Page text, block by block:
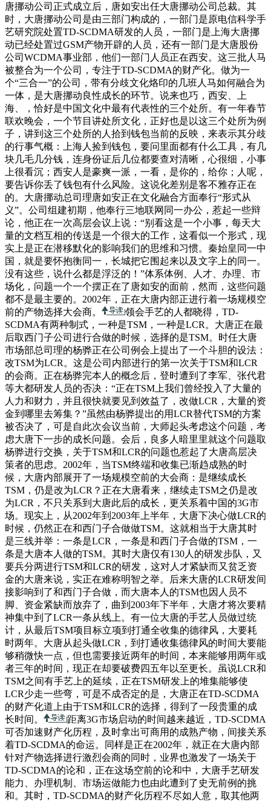
唐挪动公司正式成立后，唐如安出任大唐挪动公司总裁。其
时，大唐挪动公司是由三部门构成的，一部门是原电信科学手
艺研究院处置TD-SCDMA研发的人员，一部门是上海大唐挪
动已经处置过GSM产物开辟的人员，还有一部门是大唐股份
公司WCDMA事业部，他们一部门人员正在西安。这三批人马
被整合为一个公司，专注于TD-SCDMA的财产化。做为一
个“三合一”的公司，带有分歧文化烙印的几班人马如何融合为
一体，是大唐挪动良性成长的环节。说来也巧，西安、上
海、，恰好是中国文化中最有代表性的三个处所。有一年春节
联欢晚会，一个节目讲处所文化，正好也是以这三个处所为例
子，讲到这三个处所的人拾到钱包当前的反映，来表示其分歧
的行事气概：上海人捡到钱包，要问里面都有什么工具，有几
块几毛几分钱，连身份证后几位都要查对清晰，心很细，小事
上很看沉；西安人是豪爽一派，一看，是你的，给你；人呢，
要告诉你丢了钱包有什么风险。这说化差别是客不雅存正在
的。大唐挪动总司理唐如安正在文化融合方面奉行“形式从
义”。公司组建初期，他奉行三地联网同一办公，惹起一些辩
论，他正在一次高层会议上说：“别看这是一个小事，每天大
量的文档互相的传送是一个很大的工作，这看似一个形式，现
实上是正在潜移默化的影响我们的思维和习惯。秦始皇同一中
国，就是要怀抱衡同一，长城把它围起来以及文字上的同一。
没有这些，说什么都是浮泛的！”体系体例、人才、办理、市
场化，问题一个一个摆正在了唐如安的面前，然而，这些问题
都不是最主要的。2002年，正在大唐内部正进行着一场规模空
前的产物选择大会商。
领会手艺的人都晓得，TD-
SCDMA有两种制式，一种是TSM，一种是LCR。大唐正在最
后取西门子公司进行合做的时候，选择的是TSM。 时任大唐
市场部总司理的杨骅正在公司例会上提出了一个斗胆的设法：
改TSM为LCR。这是公司内部进行的第一次关于TSM和LCR
的会商。正在杨骅完本人的概念后，登时遭到了李军、张代君
等大都研发人员的否决：“正在TSM上我们曾经投入了大量的
人力和财力，并且很快就要见到效益了，改做LCR，大量的资
金到哪里去筹集？”虽然由杨骅提出的用LCR替代TSM的方案
被否决了，可是自此次会议当前，大师起头考虑这个问题，考
虑大唐下一步的成长问题。会后，良多人暗里里就这个问题取
杨骅进行交换，关于TSM和LCR的问题也惹起了大唐高层决
策者的思虑。2002年，当TSM终端和收集已渐趋成熟的时
候，大唐内部展开了一场规模空前的大会商：是继续成长
TSM，仍是改为LCR？正在大唐看来，继续走TSM之仍是改
为LCR，不只关系到大唐此后的成长，更关系着中国的3G市
场。现实上，从2002年到2003年上半年，大唐下决心做LCR的
时候，仍然正在和西门子合做做TSM。这就相当于大唐其时
是三线并举：一条是LCR，一条是和西门子合做的TSM，一
条是大唐本人做的TSM。其时大唐仅有130人的研发步队，又
要兵分两进行TSM和LCR的研发，这对人才紧缺而又贫乏资
金的大唐来说，实正在难称明智之举。后来大唐的LCR研发间
接影响到了和西门子合做，而大唐本人的TSM也因人员不
脚、资金紧缺而放弃了，曲到2003年下半年，大唐才将次要精
神集中到了LCR一条从线上。有一位大唐的手艺人员做过统
计，从最后TSM项目标立项到打通全收集的德律风，大要耗
时两年。大唐从起头做LCR，到打通收集德律风的时间大要能
够稍微快一点，但也需要接近两年的时间，本来能够用两年或
者三年的时间，现正在却要破费四五年以至更长。虽说LCR和
TSM之间有手艺上的延续，正在TSM研发上的堆集能够使
LCR少走一些弯，可是不成否定的是，大唐正在TD-SCDMA
的财产化道上由于TSM和LCR的选择，得到了一段贵重的成
长时间。
距离3G市场启动的时间越来越近，TD-SCDMA
可否加速财产化历程，及时拿出可商用的成熟产物，间接关系
着TD-SCDMA的命运。同样是正在2002年，就正在大唐内部
针对产物选择进行激烈会商的同时，业界也激发了一场关于
TD-SCDMA的论和，正在这场空前的论和中，大唐手艺研发
能力、办理机制、市场运做能力也由此遭到了史无前例的挑
和。其时，TD-SCDMA的财产化历程不尽如人意，取其他两